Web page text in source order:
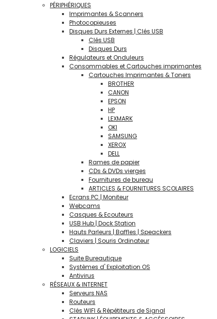
PÉRIPHÉRIQUES
Imprimantes & Scanners
Photocopieuses
Disques Durs Externes | Clés USB
Clés USB
Disques Durs
Régulateurs et Onduleurs
Consommables et Cartouches imprimantes
Cartouches Imprimantes & Toners
BROTHER
CANON
EPSON
HP
LEXMARK
OKI
SAMSUNG
XEROX
DELL
Rames de papier
CDs & DVDs vierges
Fournitures de bureau
ARTICLES & FOURNITURES SCOLAIRES
Ecrans PC | Moniteur
Webcams
Casques & Ecouteurs
USB Hub | Dock Station
Hauts Parleurs | Baffles | Speackers
Claviers | Souris Ordinateur
LOGICIELS
Suite Bureautique
Systèmes d' Exploitation OS
Antivirus
RÉSEAUX & INTERNET
Serveurs NAS
Routeurs
Clés WIFI & Répétiteurs de Signal